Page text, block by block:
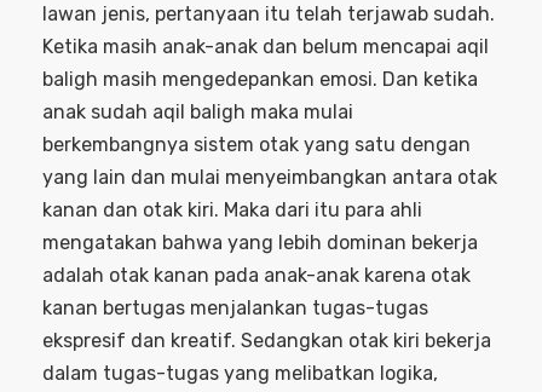
lawan jenis, pertanyaan itu telah terjawab sudah.
Ketika masih anak-anak dan belum mencapai aqil
baligh masih mengedepankan emosi. Dan ketika
anak sudah aqil baligh maka mulai
berkembangnya sistem otak yang satu dengan
yang lain dan mulai menyeimbangkan antara otak
kanan dan otak kiri. Maka dari itu para ahli
mengatakan bahwa yang lebih dominan bekerja
adalah otak kanan pada anak-anak karena otak
kanan bertugas menjalankan tugas-tugas
ekspresif dan kreatif. Sedangkan otak kiri bekerja
dalam tugas-tugas yang melibatkan logika,